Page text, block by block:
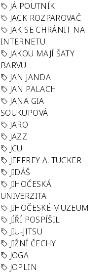
JÁ POUTNÍK
JACK ROZPAROVAČ
JAK SE CHRÁNIT NA
INTERNETU
JAKOU MAJÍ ŠATY
BARVU
JAN JANDA
JAN PALACH
JANA GIA
SOUKUPOVÁ
JARO
JAZZ
JCU
JEFFREY A. TUCKER
JIDÁŠ
JIHOČESKÁ
UNIVERZITA
JIHOČESKÉ MUZEUM
JÍŘÍ POSPÍŠIL
JIU-JITSU
JIŽNÍ ČECHY
JOGA
JOPLIN